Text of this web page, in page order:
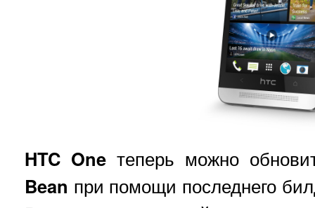
HTC Oneтеперь можно
Bean при помощи последнего